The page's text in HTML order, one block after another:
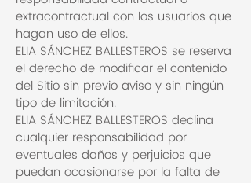
extracontractual con los usuarios que
hagan uso de ellos.
ELIA SÁNCHEZ BALLESTEROS se reserva
el derecho de modificar el contenido
del Sitio sin previo aviso y sin ningún
tipo de limitación.
ELIA SÁNCHEZ BALLESTEROS declina
cualquier responsabilidad por
eventuales daños y perjuicios que
puedan ocasionarse por la falta de